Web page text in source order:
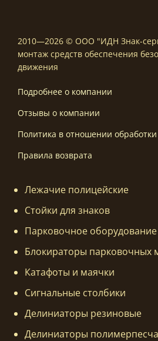
2010—2026 © ООО "ИДН Знак-
монтаж средств обеспечения
движения
Подробнее о компании
Отзывы о компании
Политика в отношении
Правила возврата
Лежачие полицейские
Стойки для знаков
Парковочное оборудование
Блокираторы парковочных
Катафоты и маячки
Сигнальные столбики
Делиниаторы резиновые
Делиниаторы